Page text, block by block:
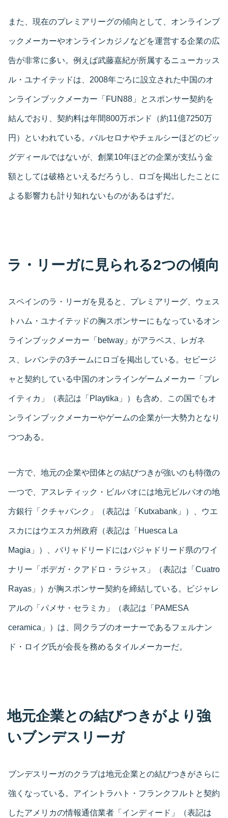
また、現在のプレミアリーグの傾向として、オンラインブ
ックメーカーやオンラインカジノなどを運営する企業の広
告が非常に多い。例えば武藤嘉紀が所属するニューカッス
ル・ユナイテッドは、2008年ごろに設立された中国のオ
ンラインブックメーカー「FUN88」とスポンサー契約を
結んでおり、契約料は年間800万ポンド（約11億7250万
円）といわれている。バルセロナやチェルシーほどのビッ
グディールではないが、創業10年ほどの企業が支払う金
額としては破格といえるだろうし、ロゴを掲出したことに
よる影響力も計り知れないものがあるはずだ。
ラ・リーガに見られる2つの傾向
スペインのラ・リーガを見ると、プレミアリーグ、ウェス
トハム・ユナイテッドの胸スポンサーにもなっているオン
ラインブックメーカー「betway」がアラベス、レガネ
ス、レバンテの3チームにロゴを掲出している。セビージ
ャと契約している中国のオンラインゲームメーカー「プレ
イティカ」（表記は「Playtika」）も含め、この国でもオ
ンラインブックメーカーやゲームの企業が一大勢力となり
つつある。
一方で、地元の企業や団体との結びつきが強いのも特徴の
一つで、アスレティック・ビルバオには地元ビルバオの地
方銀行「クチャバンク」（表記は「Kutxabank」）、ウエ
スカにはウエスカ州政府（表記は「Huesca La
Magia」）、バリャドリードにはバジャドリード県のワイ
ナリー「ボデガ・クアドロ・ラジャス」（表記は「Cuatro
Rayas」）が胸スポンサー契約を締結している。ビジャレ
アルの「パメサ・セラミカ」（表記は「PAMESA
ceramica」）は、同クラブのオーナーであるフェルナン
ド・ロイグ氏が会長を務めるタイルメーカーだ。
地元企業との結びつきがより強
いブンデスリーガ
ブンデスリーガのクラブは地元企業との結びつきがさらに
強くなっている。アイントラハト・フランクフルトと契約
したアメリカの情報通信業者「インディード」（表記は